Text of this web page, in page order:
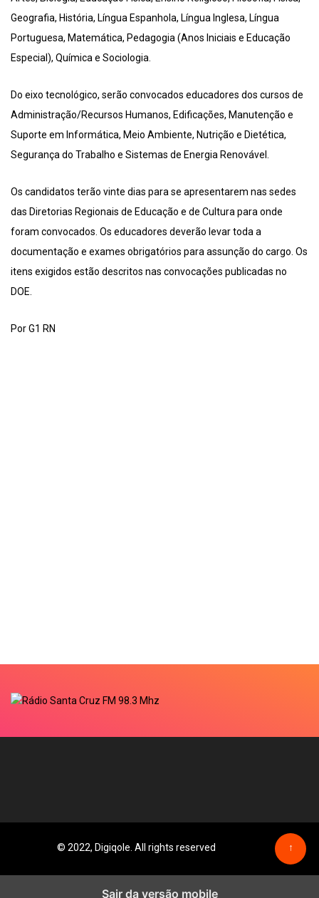
Geografia, História, Língua Espanhola, Língua Inglesa, Língua
Portuguesa, Matemática, Pedagogia (Anos Iniciais e Educação
Especial), Química e Sociologia.
Do eixo tecnológico, serão convocados educadores dos cursos de
Administração/Recursos Humanos, Edificações, Manutenção e
Suporte em Informática, Meio Ambiente, Nutrição e Dietética,
Segurança do Trabalho e Sistemas de Energia Renovável.
Os candidatos terão vinte dias para se apresentarem nas sedes
das Diretorias Regionais de Educação e de Cultura para onde
foram convocados. Os educadores deverão levar toda a
documentação e exames obrigatórios para assunção do cargo. Os
itens exigidos estão descritos nas convocações publicadas no
DOE.
Por G1 RN
© 2022, Digiqole. All rights reserved ↑
Sair da versão mobile